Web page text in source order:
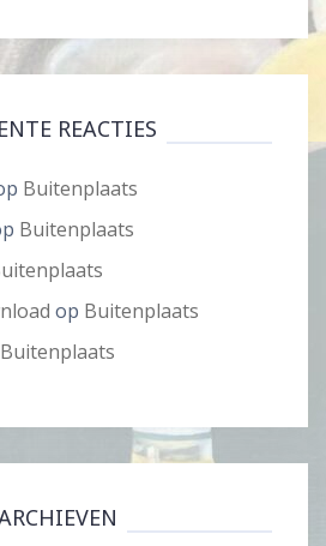
REACTIES
Buitenplaats
Buitenplaats
op Buitenplaats
Buitenplaats